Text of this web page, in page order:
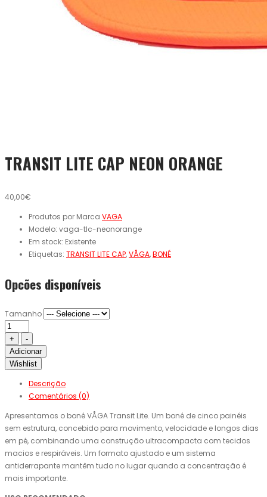
TRANSIT LITE CAP NEON ORANGE
40,00€
Produtos por Marca VAGA
Modelo: vaga-tlc-neonorange
Em stock: Existente
Etiquetas: TRANSIT LITE CAP,VÅGA,BONÉ
Opcões disponíveis
Tamanho
Adicionar
Wishlist
Descrição
Comentários (0)
Apresentamos o boné VÅGA Transit Lite. Um boné de cinco painéis
sem estrutura, concebido para movimento, velocidade e longos dias
em pé, combinando uma construção ultracompacta com tecidos
macios e respiráveis. Um formato ajustado e um sistema
antiderrapante mantêm tudo no lugar quando a concentração é
mais importante.